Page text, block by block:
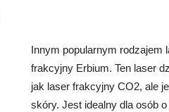
Innym popularnym rodzajem
frakcyjny Erbium. Ten laser
jak laser frakcyjny CO2, ale
skóry. Jest idealny dla osób